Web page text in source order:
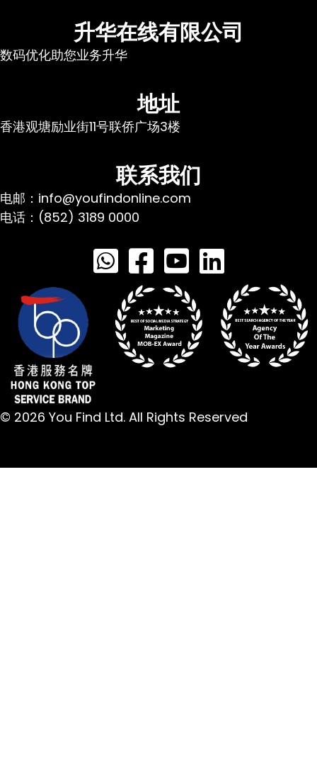
升华在线有限公司
数码优化助您业务升华
地址
香港观塘励业街11号联侨广场3楼
联系我们
电邮：info@youfindonline.com
电话：(852) 3189 0000
© 2026 You Find Ltd. All Rights Reserved